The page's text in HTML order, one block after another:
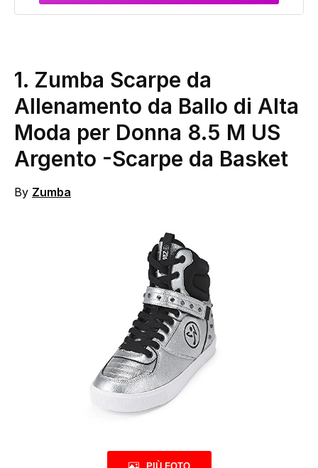
1. Zumba Scarpe da
Allenamento da Ballo di Alta
Moda per Donna 8.5 M US
Argento -Scarpe da Basket
By Zumba